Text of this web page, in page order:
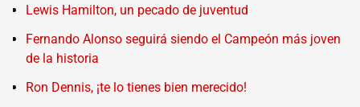
Lewis Hamilton, un pecado de juventud
Fernando Alonso seguirá siendo el Campeón más joven
de la historia
Ron Dennis, ¡te lo tienes bien merecido!